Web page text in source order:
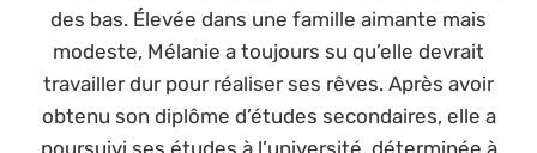
des bas. Élevée dans une famille aimante mais
modeste, Mélanie a toujours su qu’elle devrait
travailler dur pour réaliser ses rêves. Après avoir
obtenu son diplôme d’études secondaires, elle a
poursuivi ses études à l’université, déterminée à